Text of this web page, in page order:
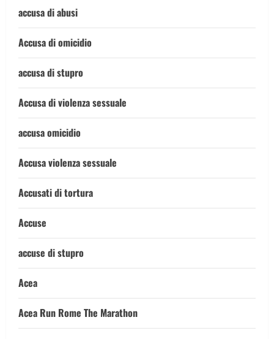
accusa di abusi
Accusa di omicidio
accusa di stupro
Accusa di violenza sessuale
accusa omicidio
Accusa violenza sessuale
Accusati di tortura
Accuse
accuse di stupro
Acea
Acea Run Rome The Marathon